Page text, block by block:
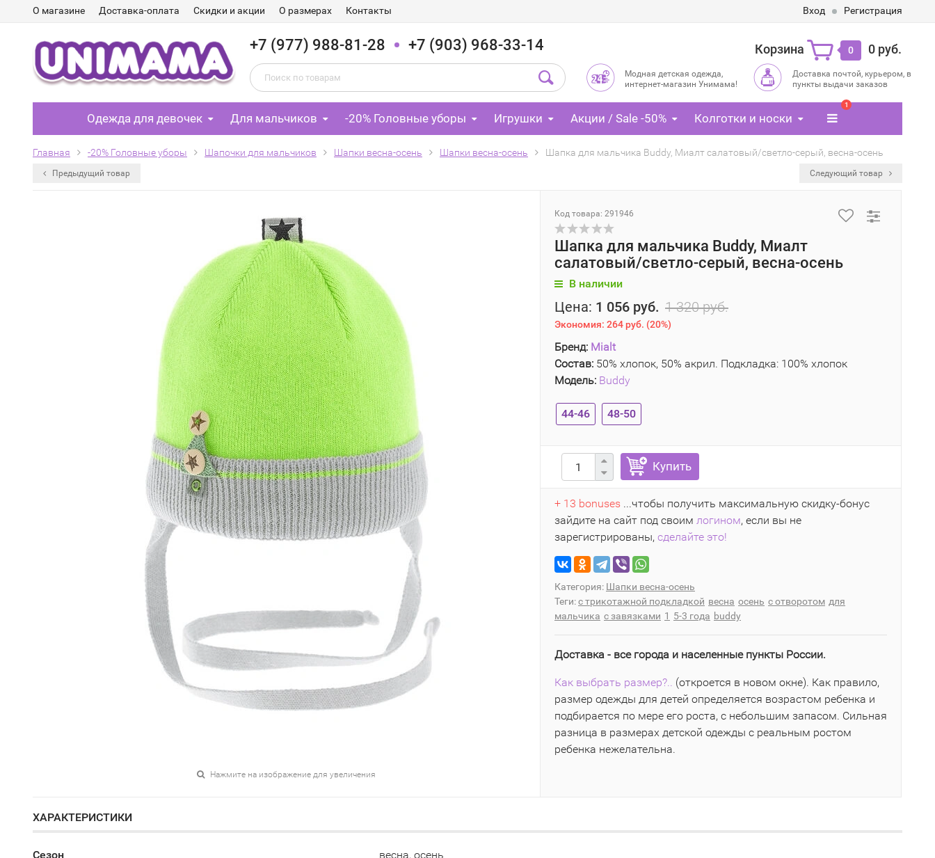
О магазине Доставка-оплата Скидки и акции О размерах Контакты Вход Регистрация
+7 (977) 988-81-28 +7 (903) 968-33-14 Корзина 0 0 руб.
Модная детская одежда,
интернет-магазин Унимама!
Доставка почтой, курьером, в
пункты выдачи заказов
Одежда для девочек Для мальчиков -20% Головные уборы Игрушки Акции / Sale -50% Колготки и носки
1
Главная -20% Головные уборы Шапочки для мальчиков Шапки весна-осень Шапки весна-осень Шапка для мальчика Buddy, Миалт салатовый/светло-серый, весна-осень
Предыдущий товар Следующий товар
Нажмите на изображение для увеличения
Код товара: 291946
Шапка для мальчика Buddy, Миалт
салатовый/светло-серый, весна-осень
В наличии
Цена: 1 056 руб. 1 320 руб.
Экономия: 264 руб. (20%)
Бренд: Mialt
Состав: 50% хлопок, 50% акрил. Подкладка: 100% хлопок
Модель: Buddy
44-46 48-50
Купить
+ 13 bonuses ...чтобы получить максимальную скидку-бонус
зайдите на сайт под своим логином, если вы не
зарегистрированы, сделайте это!
Категория: Шапки весна-осень
Теги:с трикотажной подкладкой весна осень с отворотом для
мальчика с завязками 1 5-3 года buddy
Доставка - все города и населенные пункты России.
Как выбрать размер?.. (откроется в новом окне). Как правило,
размер одежды для детей определяется возрастом ребенка и
подбирается по мере его роста, с небольшим запасом. Сильная
разница в размерах детской одежды с реальным ростом
ребенка нежелательна.
ХАРАКТЕРИСТИКИ
Сезон
весна, осень